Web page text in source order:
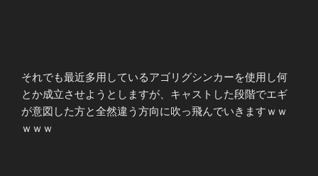
それでも最近多用しているアゴリグシンカーを使用し何
とか成立させようとしますが、キャストした段階でエギ
が意図した方と全然違う方向に吹っ飛んでいきますｗｗ
ｗｗｗ